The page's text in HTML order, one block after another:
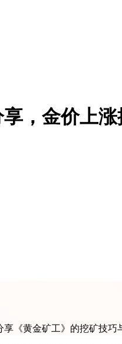
，金价上
《黄金矿工》的挖矿技